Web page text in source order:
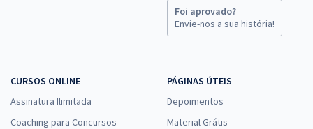
Foi aprovado?
Envie-nos a sua história!
CURSOS ONLINE
Assinatura Ilimitada
Coaching para Concursos
PÁGINAS ÚTEIS
Depoimentos
Material Grátis